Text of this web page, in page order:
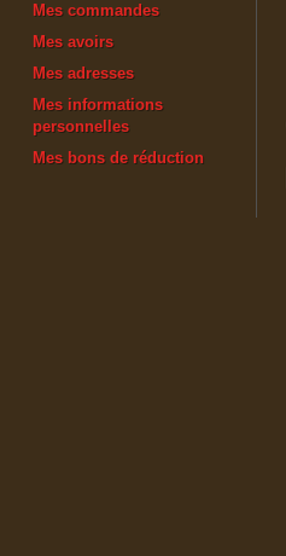
Mes commandes
Mes avoirs
Mes adresses
Mes informations
personnelles
Mes bons de réduction